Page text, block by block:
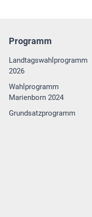
Programm
Landtagswahlprogramm
2026
Wahlprogramm
Marienborn 2024
Grundsatzprogramm